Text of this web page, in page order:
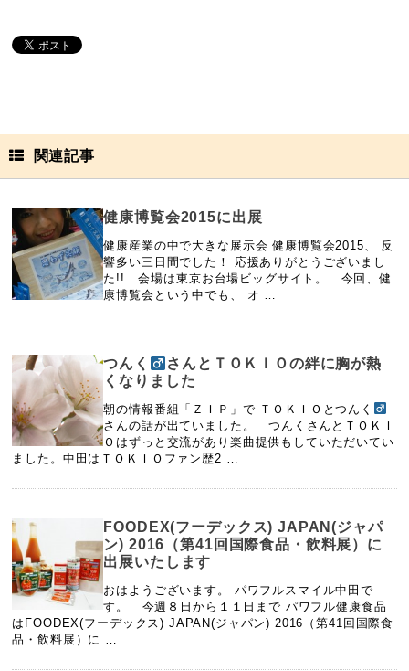
関連記事
健康博覧会2015に出展
健康産業の中で大きな展示会 健康博覧会2015、 反
響多い三日間でした！ 応援ありがとうございまし
た!! 会場は東京お台場ビッグサイト。 今回、健
康博覧会という中でも、 オ …
つんく
さんとＴＯＫＩＯの絆に胸が熱
くなりました
朝の情報番組「ＺＩＰ」で ＴＯＫＩＯとつんく
さんの話が出ていました。 つんくさんとＴＯＫＩ
Ｏはずっと交流があり楽曲提供もしていただいてい
ました。中田はＴＯＫＩＯファン歴2 …
FOODEX(フーデックス) JAPAN(ジャパ
ン) 2016（第41回国際食品・飲料展）に
出展いたします
おはようございます。 パワフルスマイル中田で
す。 今週８日から１１日まで パワフル健康食品
はFOODEX(フーデックス) JAPAN(ジャパン) 2016（第41回国際食
品・飲料展）に …